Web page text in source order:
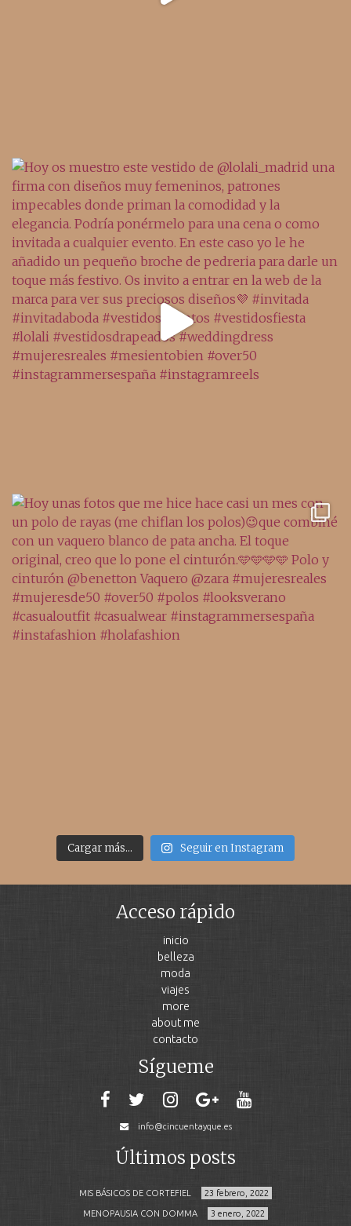
Cargar más... Seguir en Instagram
Acceso rápido
inicio
belleza
moda
viajes
more
about me
contacto
Sígueme
info@cincuentayque.es
Últimos posts
MIS BÁSICOS DE CORTEFIEL 23 febrero, 2022
MENOPAUSIA CON DOMMA 3 enero, 2022